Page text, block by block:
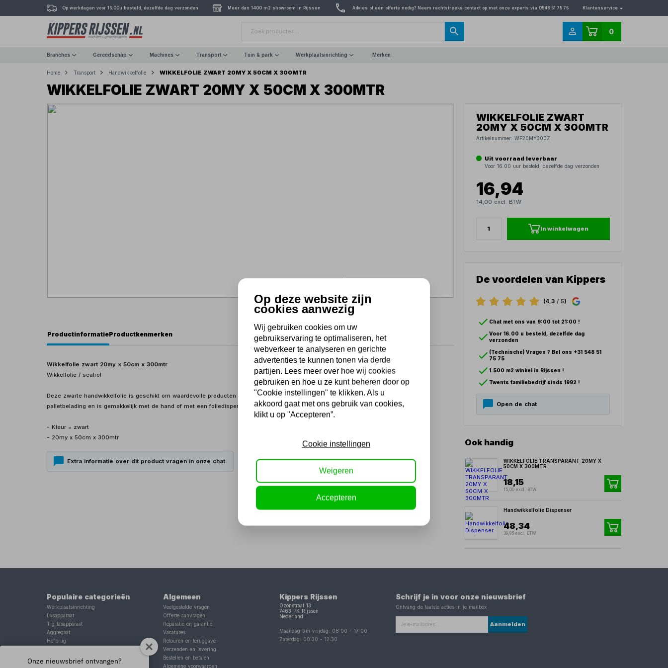
Op werkdagen voor 16.00u besteld, dezelfde dag verzonden Meer dan 1400 m2 showroom in Rijssen Advies of een offerte nodig? Neem rechtstreeks contact op met onze experts via 0548 51 75 75 Klantenservice
0
Branches Gereedschap Machines Transport Tuin & park Werkplaatsinrichting Merken
Home Transport Handwikkelfolie WIKKELFOLIE ZWART 20MY X 50CM X 300MTR
WIKKELFOLIE ZWART 20MY X 50CM X 300MTR
ProductinformatieProductkenmerken
Wikkelfolie zwart 20my x 50cm x 300mtr
Wikkelfolie / sealrol
Deze zwarte handwikkelfolie is geschikt om waardevolle producten onherkenbaar te verpakken. De folie zorgt voor een stabiele
palletbelading en is gemakkelijk met de hand of met een foliedispenser te verwerken.
- Kleur = zwart
- 20my x 50cm x 300mtr
Extra informatie over dit product vragen in onze chat.
WIKKELFOLIE ZWART
20MY X 50CM X 300MTR
Artikelnummer:WF20MY300Z
Uit voorraad leverbaar
Voor 16.00 uur besteld, dezelfde dag verzonden
16,94
14,00 excl. BTW
In winkelwagen
De voordelen van Kippers
(4,3/ 5)
Chat met ons van 9:00 tot 21:00 !
Voor 16.00 u besteld, dezelfde dag
verzonden
(Technische) Vragen ? Bel ons +31 548 51
75 75
1.500 m2 winkel in Rijssen !
Twents familiebedrijf sinds 1992 !
Open de chat
Ook handig
WIKKELFOLIE TRANSPARANT 20MY X
50CM X 300MTR
18,15
15,00 excl. BTW
Handwikkelfolie Dispenser
48,34
39,95 excl. BTW
Populaire categorieën
Werkplaatsinrichting
Lasapparaat
Tig lasapparaat
Aggregaat
Hefbrug
Schaarlift
Algemeen
Veelgestelde vragen
Offerte aanvragen
Reparatie en garantie
Vacatures
Retouren en teruggave
Verzenden en levering
Bestellen en betalen
Algemene voorwaarden
Kippers Rijssen
Ozonstraat 13
7463 PK
Rijssen
Nederland
Maandag t/m vrijdag: 08:00 -17:00
Zaterdag: 08:30 -12:30
Schrijf je in voor onze nieuwsbrief
Ontvang de laatste acties in je mailbox
Aanmelden
Onze nieuwsbrief ontvangen?
Op deze website zijn
cookies aanwezig
Wij gebruiken cookies om uw
gebruikservaring te optimaliseren, het
webverkeer te analyseren en gerichte
advertenties te kunnen tonen via derde
partijen. Lees meer over hoe wij cookies
gebruiken en hoe u ze kunt beheren door op
"Cookie instellingen" te klikken. Als u
akkoord gaat met ons gebruik van cookies,
klikt u op "Accepteren”.
Cookie instellingen
Weigeren
Accepteren